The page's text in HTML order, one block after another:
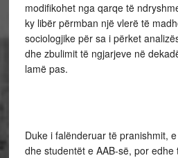
modifikohet nga qarqe të
ky libër përmban një vlerë të
sociologjike për sa i përket
dhe zbulimit të ngjarjeve në
lamë pas.
Duke i falënderuar të pranishmit,
dhe studentët e AAB-së, por